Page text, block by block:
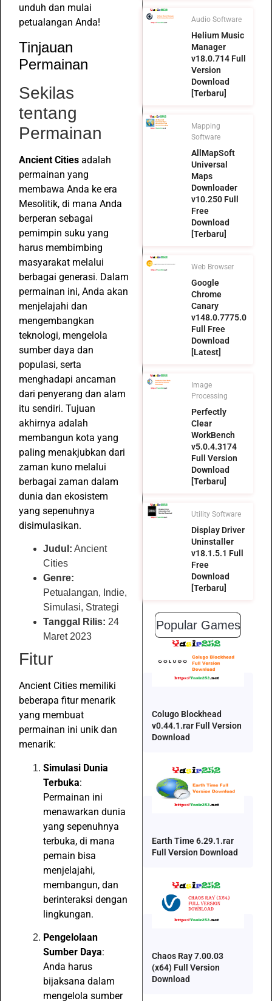
unduh dan mulai
petualangan Anda!
Tinjauan
Permainan
Sekilas
tentang
Permainan
Ancient Cities adalah
permainan yang
membawa Anda ke era
Mesolitik, di mana Anda
berperan sebagai
pemimpin suku yang
harus membimbing
masyarakat melalui
berbagai generasi. Dalam
permainan ini, Anda akan
menjelajahi dan
mengembangkan
teknologi, mengelola
sumber daya dan
populasi, serta
menghadapi ancaman
dari penyerang dan alam
itu sendiri. Tujuan
akhirnya adalah
membangun kota yang
paling menakjubkan dari
zaman kuno melalui
berbagai zaman dalam
dunia dan ekosistem
yang sepenuhnya
disimulasikan.
Judul: Ancient
Cities
Genre:
Petualangan, Indie,
Simulasi, Strategi
Tanggal Rilis: 24
Maret 2023
Fitur
Ancient Cities memiliki
beberapa fitur menarik
yang membuat
permainan ini unik dan
menarik:
Simulasi Dunia
Terbuka:
Permainan ini
menawarkan dunia
yang sepenuhnya
terbuka, di mana
pemain bisa
menjelajahi,
membangun, dan
berinteraksi dengan
lingkungan.
Pengelolaan
Sumber Daya:
Anda harus
bijaksana dalam
mengelola sumber
Audio Software
Helium Music
Manager
v18.0.714 Full
Version
Download
[Terbaru]
Mapping
Software
AllMapSoft
Universal
Maps
Downloader
v10.250 Full
Free
Download
[Terbaru]
Web Browser
Google
Chrome
Canary
v148.0.7775.0
Full Free
Download
[Latest]
Image
Processing
Perfectly
Clear
WorkBench
v5.0.4.3174
Full Version
Download
[Terbaru]
Utility Software
Display Driver
Uninstaller
v18.1.5.1 Full
Free
Download
[Terbaru]
Popular Games
Colugo Blockhead
v0.44.1.rar Full Version
Download
Earth Time 6.29.1.rar
Full Version Download
Chaos Ray 7.00.03
(x64) Full Version
Download